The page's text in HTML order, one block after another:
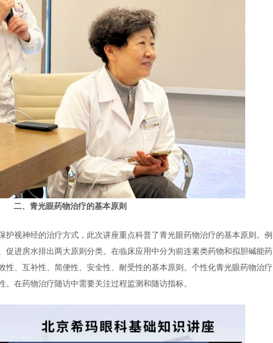
二、青光眼药物治疗的基本原则
视神经的治疗方式，此次讲座重点科普了青光眼药物治疗的基本原则。例
促进房水排出两大原则分类。在临床应用中分为前连素类药物和拟胆碱能药
性、互补性、简便性、安全性、耐受性的基本原则。个性化青光眼药物治疗
在药物治疗随访中需要关注过程监测和随访指标。